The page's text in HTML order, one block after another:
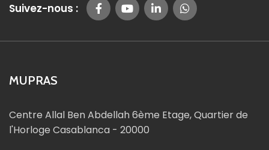
Suivez-nous :
MUPRAS
Centre Allal Ben Abdellah 6ème Etage, Quartier de
l'Horloge Casablanca - 20000